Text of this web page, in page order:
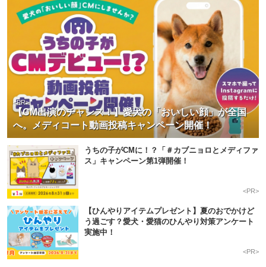
【CM出演のチャンス！】愛犬の「おいしい顔」が全国
へ。メディコート動画投稿キャンペーン開催！
<PR>
うちの子がCMに！？「＃カブニョロとメディファ
ス」キャンペーン第1弾開催！
<PR>
【ひんやりアイテムプレゼント】夏のおでかけど
う過ごす？愛犬・愛猫のひんやり対策アンケート
実施中！
<PR>